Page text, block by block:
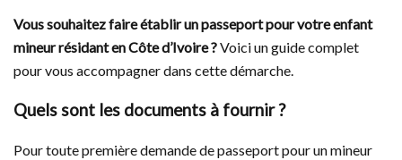
Vous souhaitez faire établir un passeport pour votre enfant
mineur résidant en Côte d’Ivoire ?Voici un guide complet
pour vous accompagner dans cette démarche.
Quels sont les documents à fournir ?
Pour toute première demande de passeport pour un mineur